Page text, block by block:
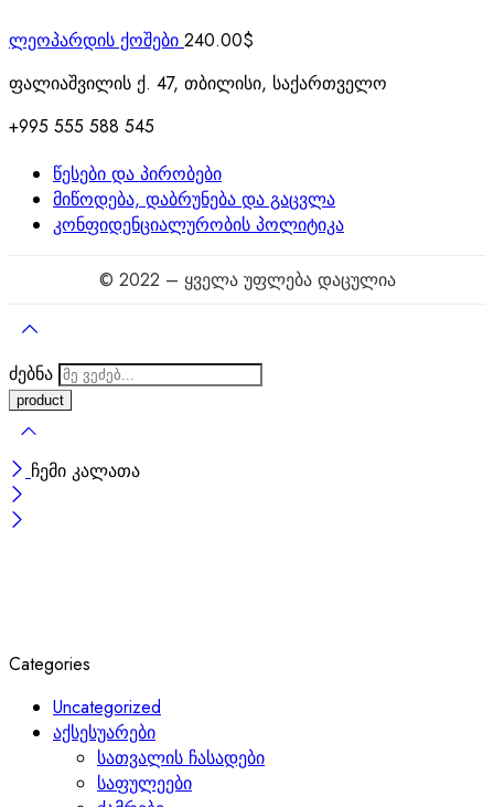
ლეოპარდის ქოშები 240.00$
ფალიაშვილის ქ. 47, თბილისი, საქართველო
+995 555 588 545
წესები და პირობები
მიწოდება, დაბრუნება და გაცვლა
კონფიდენციალურობის პოლიტიკა
© 2022 – ყველა უფლება დაცულია
ძებნა
ჩემი კალათა
Categories
Uncategorized
აქსესუარები
სათვალის ჩასადები
საფულეები